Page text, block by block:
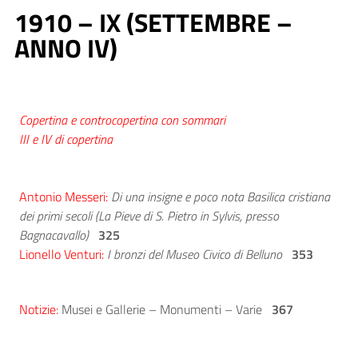
1910 – IX (SETTEMBRE –
ANNO IV)
Copertina e controcopertina con sommari
III e IV di copertina
Antonio Messeri: Di una insigne e poco nota Basilica cristiana
dei primi secoli (La Pieve di S. Pietro in Sylvis, presso
Bagnacavallo) 325
Lionello Venturi: I bronzi del Museo Civico di Belluno 353
Notizie: Musei e Gallerie – Monumenti – Varie 367